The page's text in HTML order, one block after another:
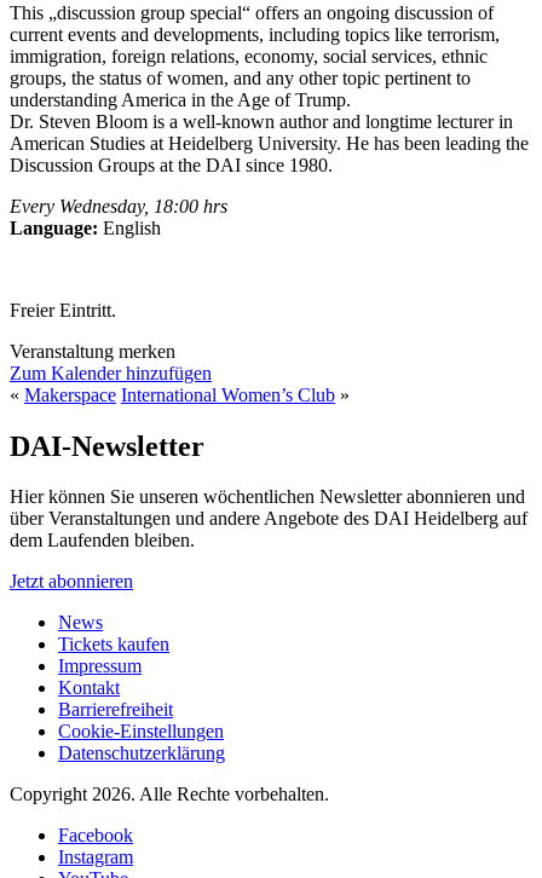
This „discussion group special“ offers an ongoing discussion of
current events and developments, including topics like terrorism,
immigration, foreign relations, economy, social services, ethnic
groups, the status of women, and any other topic pertinent to
understanding America in the Age of Trump.
Dr. Steven Bloom is a well-known author and longtime lecturer in
American Studies at Heidelberg University. He has been leading the
Discussion Groups at the DAI since 1980.
Every Wednesday, 18:00 hrs
Language: English
Freier Eintritt.
Veranstaltung merken
Zum Kalender hinzufügen
« Makerspace International Women’s Club »
DAI-Newsletter
Hier können Sie unseren wöchentlichen Newsletter abonnieren und
über Veranstaltungen und andere Angebote des DAI Heidelberg auf
dem Laufenden bleiben.
Jetzt abonnieren
News
Tickets kaufen
Impressum
Kontakt
Barrierefreiheit
Cookie-Einstellungen
Datenschutzerklärung
Copyright 2026. Alle Rechte vorbehalten.
Facebook
Instagram